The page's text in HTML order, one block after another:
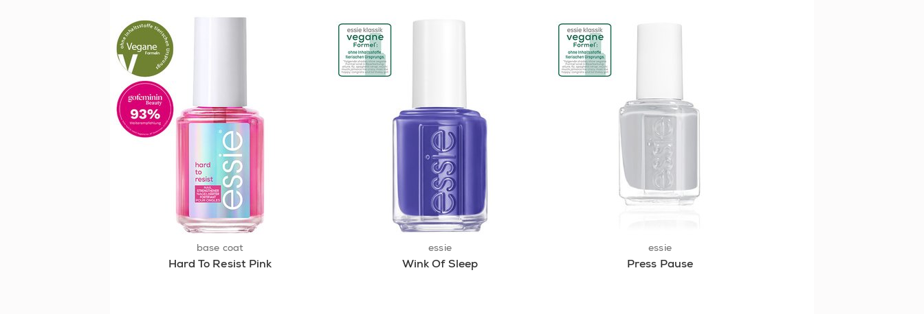
base coat
Hard To Resist Pink
essie
Wink Of Sleep
essie
Press Pause